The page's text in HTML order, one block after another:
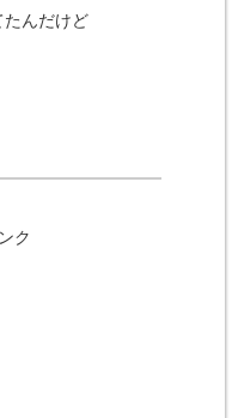
たんだけど
ク